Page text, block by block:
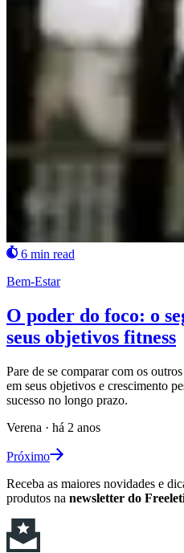
6 min read
Bem-Estar
O poder do foco: o
seus objetivos fitness
Pare de se comparar com os
em seus objetivos e crescimento
sucesso no longo prazo.
Verena · há 2 anos
Próximo
Receba as maiores novidades e
produtos na newsletter do